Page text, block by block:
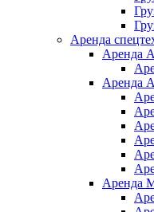
Аренда
Аренда
Аренда
Аренда